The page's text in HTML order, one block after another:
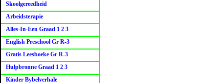
Skoolgereedheid
Arbeidsterapie
Alles-In-Een Graad 1 2 3
English Preschool Gr R-3
Gratis Leesboeke Gr R-3
Hulpbronne Graad 1 2 3
Kinder Bybelverhale